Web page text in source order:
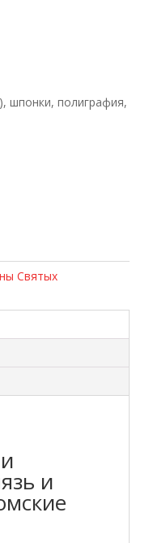
шпонки, полиграфия,
Святых
и